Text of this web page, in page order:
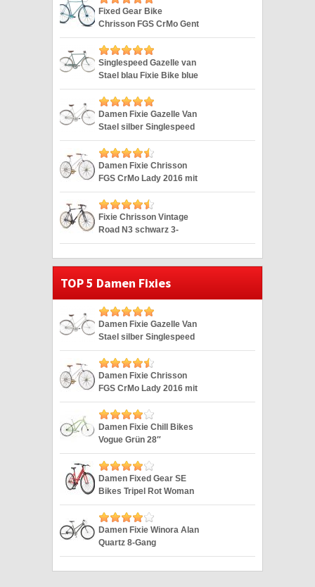
Fixed Gear Bike
Chrisson FGS CrMo Gent
blau Duomatic 28″
Singlespeed Gazelle van
Stael blau Fixie Bike blue
28″
Damen Fixie Gazelle Van
Stael silber Singlespeed
Silver 28″
Damen Fixie Chrisson
FGS CrMo Lady 2016 mit
2G weiss 28″
Fixie Chrisson Vintage
Road N3 schwarz 3-
Gang 28″
TOP 5 Damen Fixies
Damen Fixie Gazelle Van
Stael silber Singlespeed
Silver 28″
Damen Fixie Chrisson
FGS CrMo Lady 2016 mit
2G weiss 28″
Damen Fixie Chill Bikes
Vogue Grün 28″
Damen Fixed Gear SE
Bikes Tripel Rot Woman
Fixie 28 Zoll
Damen Fixie Winora Alan
Quartz 8-Gang
Singlespeed 28“